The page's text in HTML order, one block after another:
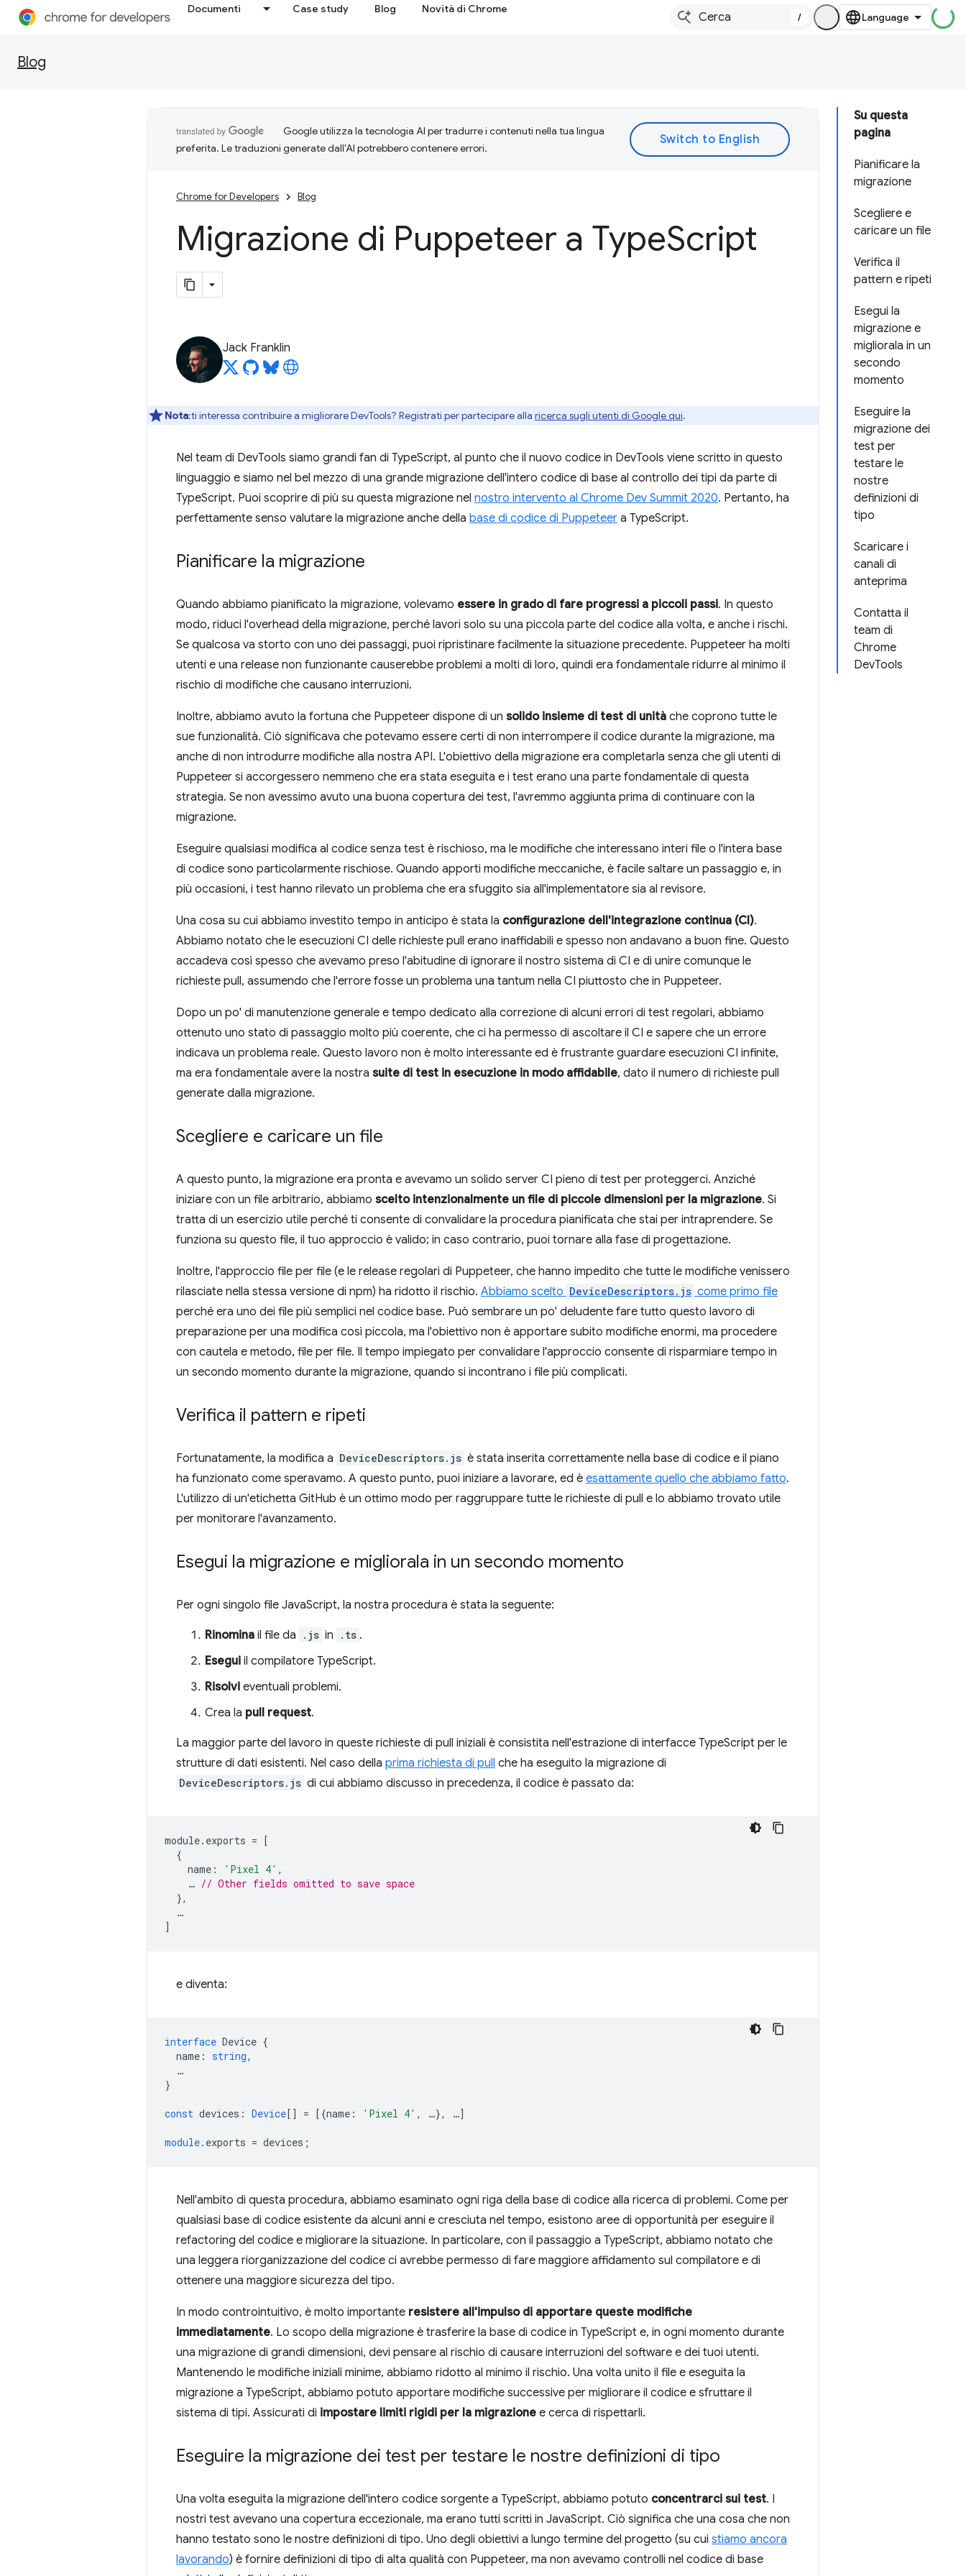
Documenti Case study Blog Novità di Chrome
/
Blog
Su questa
pagina
Pianificare la
migrazione
Scegliere e
caricare un file
Verifica il
pattern e ripeti
Esegui la
migrazione e
migliorala in un
secondo
momento
Eseguire la
migrazione dei
test per
testare le
nostre
definizioni di
tipo
Scaricare i
canali di
anteprima
Contatta il
team di
Chrome
DevTools
Google utilizza la tecnologia AI per tradurre i contenuti nella tua lingua
preferita. Le traduzioni generate dall'AI potrebbero contenere errori.
Chrome for Developers Blog
Migrazione di Puppeteer a TypeScript
Jack Franklin
Nota:ti interessa contribuire a migliorare DevTools? Registrati per partecipare alla ricerca sugli utenti di Google qui.
Nel team di DevTools siamo grandi fan di TypeScript, al punto che il nuovo codice in DevTools viene scritto in questo
linguaggio e siamo nel bel mezzo di una grande migrazione dell'intero codice di base al controllo dei tipi da parte di
TypeScript. Puoi scoprire di più su questa migrazione nel nostro intervento al Chrome Dev Summit 2020. Pertanto, ha
perfettamente senso valutare la migrazione anche della base di codice di Puppeteer a TypeScript.
Pianificare la migrazione
Quando abbiamo pianificato la migrazione, volevamo essere in grado di fare progressi a piccoli passi. In questo
modo, riduci l'overhead della migrazione, perché lavori solo su una piccola parte del codice alla volta, e anche i rischi.
Se qualcosa va storto con uno dei passaggi, puoi ripristinare facilmente la situazione precedente. Puppeteer ha molti
utenti e una release non funzionante causerebbe problemi a molti di loro, quindi era fondamentale ridurre al minimo il
rischio di modifiche che causano interruzioni.
Inoltre, abbiamo avuto la fortuna che Puppeteer dispone di un solido insieme di test di unità che coprono tutte le
sue funzionalità. Ciò significava che potevamo essere certi di non interrompere il codice durante la migrazione, ma
anche di non introdurre modifiche alla nostra API. L'obiettivo della migrazione era completarla senza che gli utenti di
Puppeteer si accorgessero nemmeno che era stata eseguita e i test erano una parte fondamentale di questa
strategia. Se non avessimo avuto una buona copertura dei test, l'avremmo aggiunta prima di continuare con la
migrazione.
Eseguire qualsiasi modifica al codice senza test è rischioso, ma le modifiche che interessano interi file o l'intera base
di codice sono particolarmente rischiose. Quando apporti modifiche meccaniche, è facile saltare un passaggio e, in
più occasioni, i test hanno rilevato un problema che era sfuggito sia all'implementatore sia al revisore.
Una cosa su cui abbiamo investito tempo in anticipo è stata la configurazione dell'integrazione continua (CI).
Abbiamo notato che le esecuzioni CI delle richieste pull erano inaffidabili e spesso non andavano a buon fine. Questo
accadeva così spesso che avevamo preso l'abitudine di ignorare il nostro sistema di CI e di unire comunque le
richieste pull, assumendo che l'errore fosse un problema una tantum nella CI piuttosto che in Puppeteer.
Dopo un po' di manutenzione generale e tempo dedicato alla correzione di alcuni errori di test regolari, abbiamo
ottenuto uno stato di passaggio molto più coerente, che ci ha permesso di ascoltare il CI e sapere che un errore
indicava un problema reale. Questo lavoro non è molto interessante ed è frustrante guardare esecuzioni CI infinite,
ma era fondamentale avere la nostra suite di test in esecuzione in modo affidabile, dato il numero di richieste pull
generate dalla migrazione.
Scegliere e caricare un file
A questo punto, la migrazione era pronta e avevamo un solido server CI pieno di test per proteggerci. Anziché
iniziare con un file arbitrario, abbiamo scelto intenzionalmente un file di piccole dimensioni per la migrazione. Si
tratta di un esercizio utile perché ti consente di convalidare la procedura pianificata che stai per intraprendere. Se
funziona su questo file, il tuo approccio è valido; in caso contrario, puoi tornare alla fase di progettazione.
Inoltre, l'approccio file per file (e le release regolari di Puppeteer, che hanno impedito che tutte le modifiche venissero
rilasciate nella stessa versione di npm) ha ridotto il rischio. Abbiamo scelto DeviceDescriptors.js come primo file
perché era uno dei file più semplici nel codice base. Può sembrare un po' deludente fare tutto questo lavoro di
preparazione per una modifica così piccola, ma l'obiettivo non è apportare subito modifiche enormi, ma procedere
con cautela e metodo, file per file. Il tempo impiegato per convalidare l'approccio consente di risparmiare tempo in
un secondo momento durante la migrazione, quando si incontrano i file più complicati.
Verifica il pattern e ripeti
Fortunatamente, la modifica a DeviceDescriptors.js è stata inserita correttamente nella base di codice e il piano
ha funzionato come speravamo. A questo punto, puoi iniziare a lavorare, ed è esattamente quello che abbiamo fatto.
L'utilizzo di un'etichetta GitHub è un ottimo modo per raggruppare tutte le richieste di pull e lo abbiamo trovato utile
per monitorare l'avanzamento.
Esegui la migrazione e migliorala in un secondo momento
Per ogni singolo file JavaScript, la nostra procedura è stata la seguente:
Rinomina il file da .js in .ts .
Esegui il compilatore TypeScript.
Risolvi eventuali problemi.
Crea la pull request.
La maggior parte del lavoro in queste richieste di pull iniziali è consistita nell'estrazione di interfacce TypeScript per le
strutture di dati esistenti. Nel caso della prima richiesta di pull che ha eseguito la migrazione di
DeviceDescriptors.js di cui abbiamo discusso in precedenza, il codice è passato da:
module. exports = [
{
name : 'Pixel 4' ,
… // Other fields omitted to save space
},
…
]
e diventa:
interface Device {
name : string,
…
}
const devices : Device[] = [{name : 'Pixel 4' , …}, …]
module.exports = devices ;
Nell'ambito di questa procedura, abbiamo esaminato ogni riga della base di codice alla ricerca di problemi. Come per
qualsiasi base di codice esistente da alcuni anni e cresciuta nel tempo, esistono aree di opportunità per eseguire il
refactoring del codice e migliorare la situazione. In particolare, con il passaggio a TypeScript, abbiamo notato che
una leggera riorganizzazione del codice ci avrebbe permesso di fare maggiore affidamento sul compilatore e di
ottenere una maggiore sicurezza del tipo.
In modo controintuitivo, è molto importante resistere all'impulso di apportare queste modifiche
immediatamente. Lo scopo della migrazione è trasferire la base di codice in TypeScript e, in ogni momento durante
una migrazione di grandi dimensioni, devi pensare al rischio di causare interruzioni del software e dei tuoi utenti.
Mantenendo le modifiche iniziali minime, abbiamo ridotto al minimo il rischio. Una volta unito il file e eseguita la
migrazione a TypeScript, abbiamo potuto apportare modifiche successive per migliorare il codice e sfruttare il
sistema di tipi. Assicurati di impostare limiti rigidi per la migrazione e cerca di rispettarli.
Eseguire la migrazione dei test per testare le nostre definizioni di tipo
Una volta eseguita la migrazione dell'intero codice sorgente a TypeScript, abbiamo potuto concentrarci sui test. I
nostri test avevano una copertura eccezionale, ma erano tutti scritti in JavaScript. Ciò significa che una cosa che non
hanno testato sono le nostre definizioni di tipo. Uno degli obiettivi a lungo termine del progetto (su cui stiamo ancora
lavorando) è fornire definizioni di tipo di alta qualità con Puppeteer, ma non avevamo controlli nel codice di base